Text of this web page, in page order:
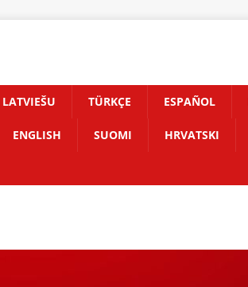
LATVIEŠU TÜRKÇE ESPAÑOL
ENGLISH SUOMI HRVATSKI